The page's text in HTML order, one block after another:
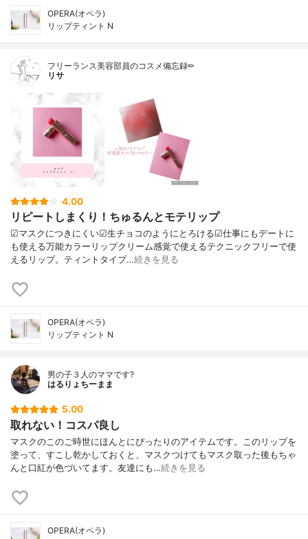
OPERA(オペラ)
リップティント N
フリーランス美容部員のコスメ備忘録✏︎
リサ
4.00
リピートしまくり！ちゅるんとモテリップ
☑︎マスクにつきにくい☑︎生チョコのようにとろける☑︎仕事にもデートに
も使える万能カラーリップクリーム感覚で使えるテクニックフリーで使
えるリップ。ティントタイプ…続きを見る
OPERA(オペラ)
リップティント N
男の子３人のママです?
はるりょちーまま
5.00
取れない！コスパ良し
マスクのこのご時世にほんとにぴったりのアイテムです。このリップを
塗って、すこし乾かしておくと、マスクつけてもマスク取った後もちゃ
んと口紅が色づいてます。友達にも…続きを見る
OPERA(オペラ)